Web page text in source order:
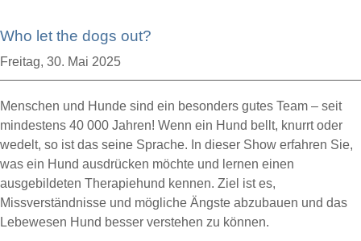
Who let the dogs out?
Freitag, 30. Mai 2025
Menschen und Hunde sind ein besonders gutes Team – seit
mindestens 40 000 Jahren! Wenn ein Hund bellt, knurrt oder
wedelt, so ist das seine Sprache. In dieser Show erfahren Sie,
was ein Hund ausdrücken möchte und lernen einen
ausgebildeten Therapiehund kennen. Ziel ist es,
Missverständnisse und mögliche Ängste abzubauen und das
Lebewesen Hund besser verstehen zu können.